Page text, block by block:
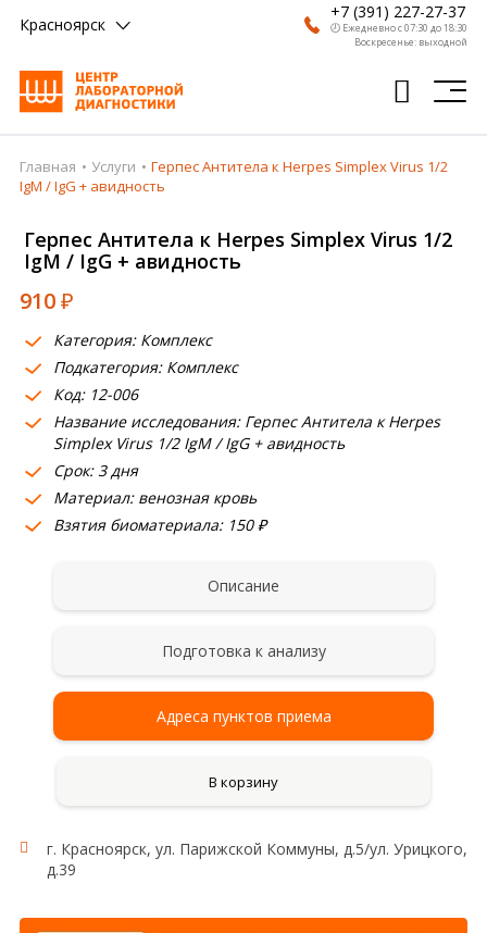
Красноярск
+7 (391) 227-27-37
🕗 Ежедневно с 07:30 до 18:30
Воскресенье: выходной
Главная
Врачи
Получить результат
Пациентам
О компании
Где сдать
Партнерам
Главная Услуги
Герпес Антитела к Herpes Simplex Virus 1/2
IgM / IgG + авидность
Герпес Антитела к Herpes Simplex Virus 1/2
IgM / IgG + авидность
910₽
Категория: Комплекс
Подкатегория: Комплекс
Код: 12-006
Название исследования: Герпес Антитела к Herpes
Simplex Virus 1/2 IgM / IgG + авидность
Срок: 3 дня
Материал: венозная кровь
Взятия биоматериала: 150 ₽
Описание
Подготовка к анализу
Адреса пунктов приема
В корзину
г. Красноярск, ул. Парижской Коммуны, д.5/ул. Урицкого,
д.39